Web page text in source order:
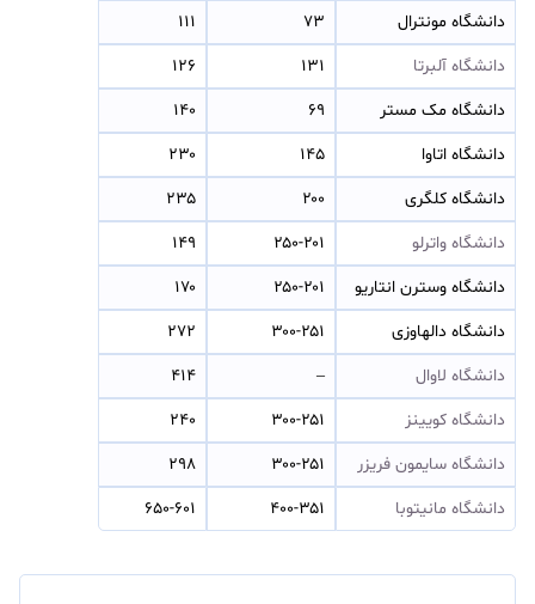
دانشگاه مونترال
۷۳
۱۱۱
دانشگاه آلبرتا
۱۳۱
۱۲۶
دانشگاه مک مستر
۶۹
۱۴۰
دانشگاه اتاوا
۱۴۵
۲۳۰
دانشگاه کلگری
۲۰۰
۲۳۵
دانشگاه واترلو
۲۵۰-۲۰۱
۱۴۹
دانشگاه وسترن انتاریو
۲۵۰-۲۰۱
۱۷۰
دانشگاه دالهاوزی
۳۰۰-۲۵۱
۲۷۲
دانشگاه لاوال
–
۴۱۴
دانشگاه کویینز
۳۰۰-۲۵۱
۲۴۰
دانشگاه سایمون فریزر
۳۰۰-۲۵۱
۲۹۸
دانشگاه مانیتوبا
۴۰۰-۳۵۱ ۶۵۰-۶۰۱